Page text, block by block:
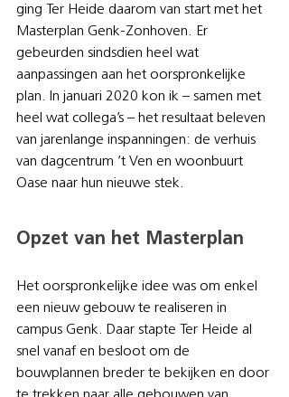
ging Ter Heide daarom van start met het
Masterplan Genk-Zonhoven. Er
gebeurden sindsdien heel wat
aanpassingen aan het oorspronkelijke
plan. In januari 2020 kon ik – samen met
heel wat collega’s – het resultaat beleven
van jarenlange inspanningen: de verhuis
van dagcentrum ’t Ven en woonbuurt
Oase naar hun nieuwe stek.
Opzet van het Masterplan
Het oorspronkelijke idee was om enkel
een nieuw gebouw te realiseren in
campus Genk. Daar stapte Ter Heide al
snel vanaf en besloot om de
bouwplannen breder te bekijken en door